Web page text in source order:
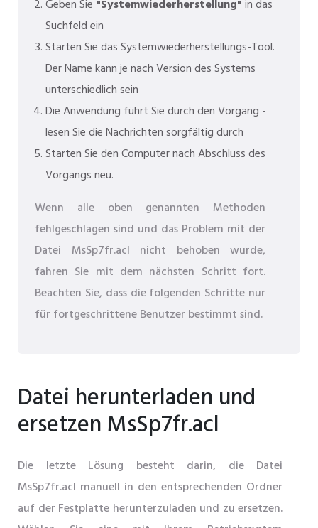
Geben Sie "Systemwiederherstellung"in das
Suchfeld ein
Starten Sie das Systemwiederherstellungs-Tool.
Der Name kann je nach Version des Systems
unterschiedlich sein
Die Anwendung führt Sie durch den Vorgang -
lesen Sie die Nachrichten sorgfältig durch
Starten Sie den Computer nach Abschluss des
Vorgangs neu.
Wenn alle oben genannten Methoden
fehlgeschlagen sind und das Problem mit der
Datei MsSp7fr.acl nicht behoben wurde,
fahren Sie mit dem nächsten Schritt fort.
Beachten Sie, dass die folgenden Schritte nur
für fortgeschrittene Benutzer bestimmt sind.
Datei herunterladen und
ersetzen MsSp7fr.acl
Die letzte Lösung besteht darin, die Datei
MsSp7fr.acl manuell in den entsprechenden Ordner
auf der Festplatte herunterzuladen und zu ersetzen.